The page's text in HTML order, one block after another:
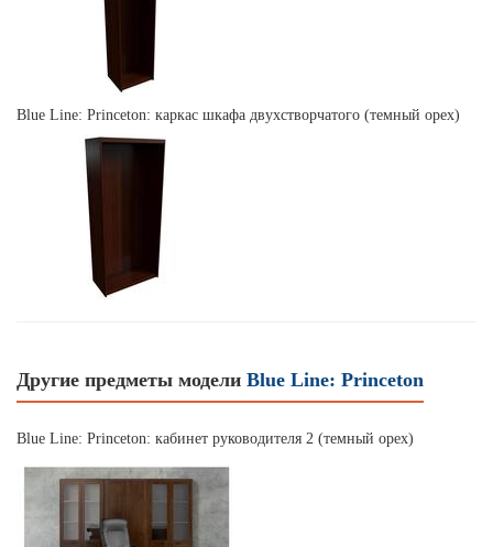
Blue Line: Princeton: каркас шкафа двухстворчатого (темный орех)
Другие предметы модели Blue Line: Princeton
Blue Line: Princeton: кабинет руководителя 2 (темный орех)